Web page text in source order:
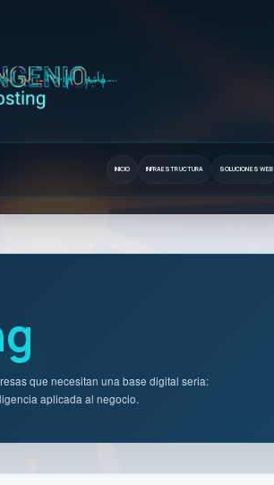
INICIO INFRAESTRUCTURA SOLUCIONES WEB
que necesitan una base digital seria:
aplicada al negocio.